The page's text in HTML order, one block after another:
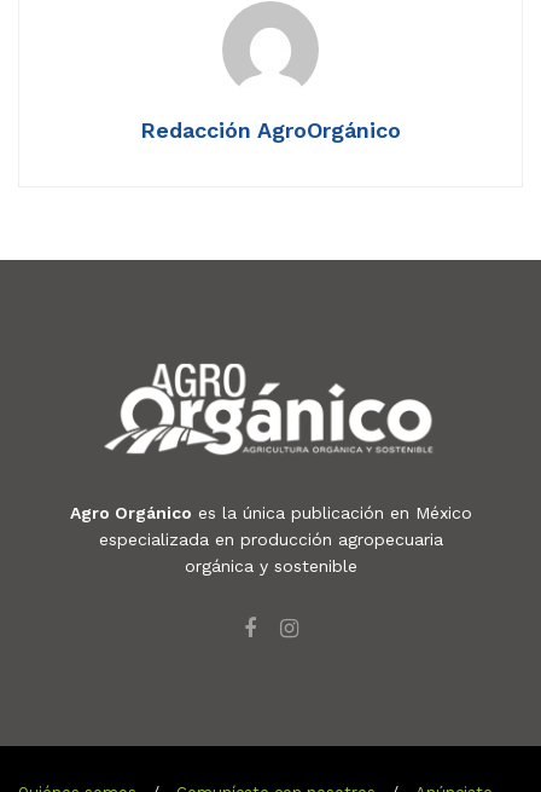
Redacción AgroOrgánico
Agro Orgánico es la única publicación en México
especializada en producción agropecuaria
orgánica y sostenible